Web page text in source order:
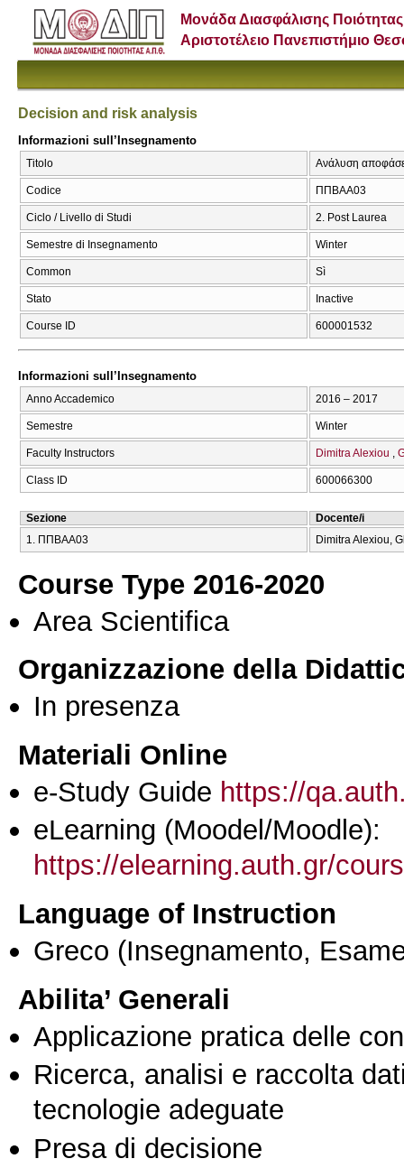
Μονάδα Διασφάλισης Ποιότητας
Αριστοτέλειο Πανεπιστήμιο
Decision and risk analysis
Informazioni sull’Insegnamento
Titolo Ανάλυση
Codice ΠΠΒΑΑ03
Ciclo / Livello di Studi 2. Post Laurea
Semestre di Insegnamento Winter
Common Sì
Stato Inactive
Course ID 600001532
Informazioni sull’Insegnamento
Anno Accademico 2016 – 2017
Semestre Winter
Faculty Instructors Dimitra Alexiou
Class ID 600066300
Sezione
Docente/i
1. ΠΠΒΑΑ03
Dimitra Alexiou,
Course Type 2016-2020
Area Scientifica
Organizzazione della
In presenza
Materiali Online
e-Study Guide https://
eLearning (Moodel/Moodle):
https://elearning.auth.gr/
Language of Instruction
Greco (Insegnamento,
Abilita’ Generali
Applicazione pratica delle
Ricerca, analisi e raccolta
tecnologie adeguate
Presa di decisione